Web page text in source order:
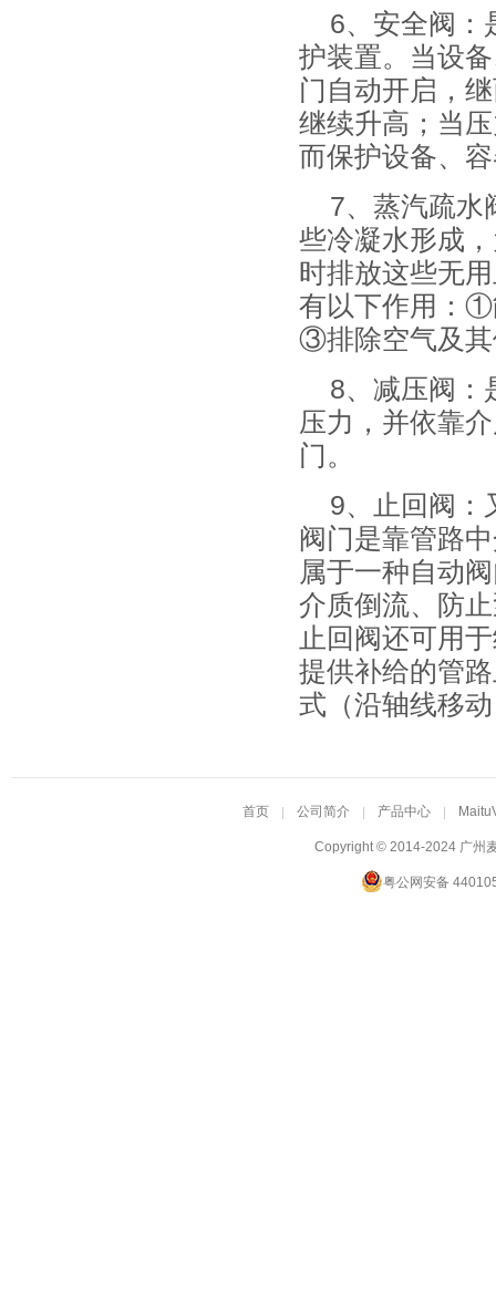
6、安全阀：
护装置。当设
门自动开启，
继续升高；当
而保护设备、
7、蒸汽疏水
些冷凝水形成
时排放这些无
有以下作用：
③排除空气及其
8、减压阀：
压力，并依靠
门。
9、止回阀：
阀门是靠管路
属于一种自动
介质倒流、防
止回阀还可用
提供补给的管
式（沿轴线移
首页 公司简介 产品中心
Copyright © 2014-2024 广州
粤公网安备